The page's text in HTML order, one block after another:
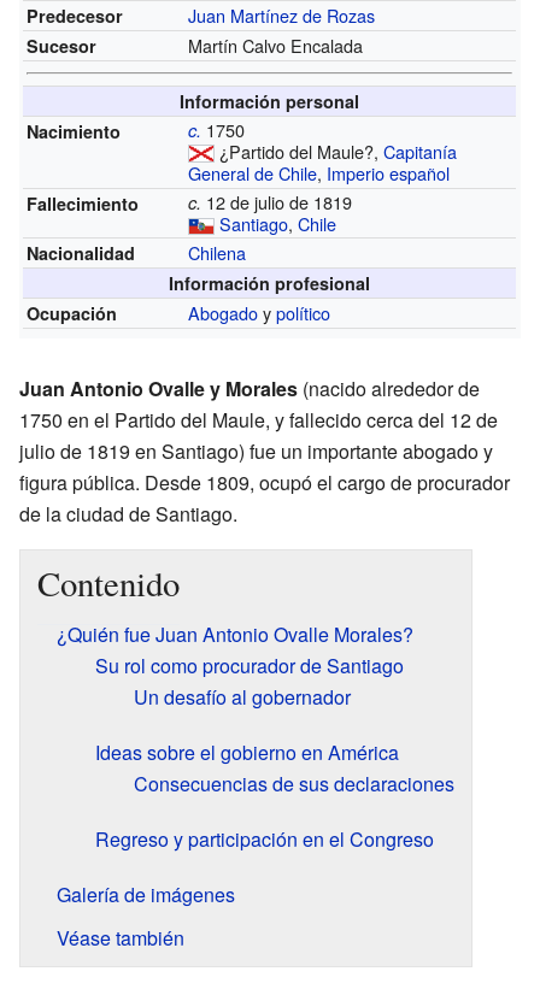
Predecesor Juan Martínez de Rozas
Sucesor Martín Calvo Encalada
Información personal
Nacimiento
c. 1750
¿Partido del Maule?,Capitanía
General de Chile, Imperio español
Fallecimiento c. 12 de julio de 1819
Santiago,Chile
Nacionalidad Chilena
Información profesional
Ocupación
Abogadoypolítico
Juan Antonio Ovalle y Morales (nacido alrededor de
1750 en el Partido del Maule, y fallecido cerca del 12 de
julio de 1819 en Santiago) fue un importante abogado y
figura pública. Desde 1809, ocupó el cargo de procurador
de la ciudad de Santiago.
Contenido
¿Quién fue Juan Antonio Ovalle Morales?
Su rol como procurador de Santiago
Un desafío al gobernador
Ideas sobre el gobierno en América
Consecuencias de sus declaraciones
Regreso y participación en el Congreso
Galería de imágenes
Véase también